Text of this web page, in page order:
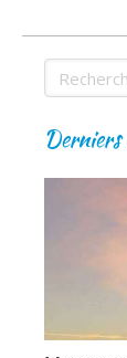
Rechercher